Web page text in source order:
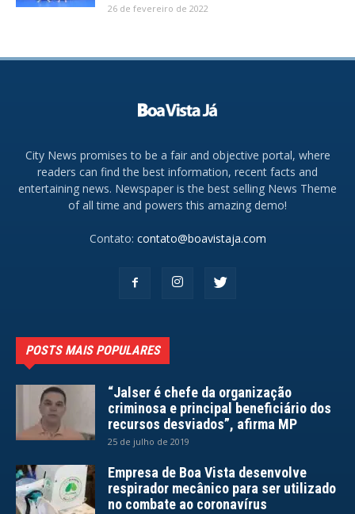
26 de fevereiro de 2022
City News promises to be a fair and objective portal, where
readers can find the best information, recent facts and
entertaining news. Newspaper is the best selling News Theme
of all time and powers this amazing demo!
Contato: contato@boavistaja.com
POSTS MAIS POPULARES
“Jalser é chefe da organização
criminosa e principal beneficiário dos
recursos desviados”, afirma MP
25 de julho de 2019
Empresa de Boa Vista desenvolve
respirador mecânico para ser utilizado
no combate ao coronavírus